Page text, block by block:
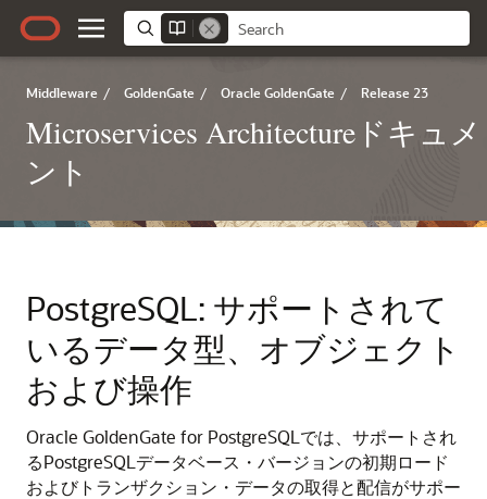
Middleware / GoldenGate / Oracle GoldenGate / Release 23
Microservices Architectureドキュメ
ント
PostgreSQL: サポートされて
いるデータ型、オブジェクト
および操作
Oracle GoldenGate for PostgreSQLでは、サポートされ
るPostgreSQLデータベース・バージョンの初期ロード
およびトランザクション・データの取得と配信がサポー